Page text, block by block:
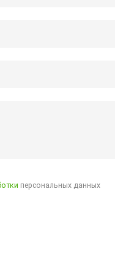
персональных данных